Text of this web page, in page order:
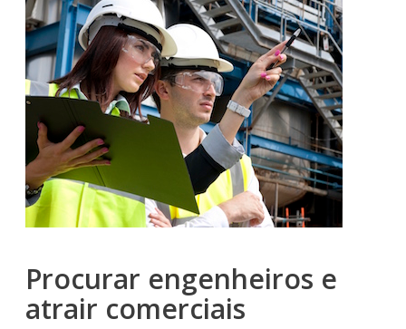
Procurar engenheiros e
atrair comerciais